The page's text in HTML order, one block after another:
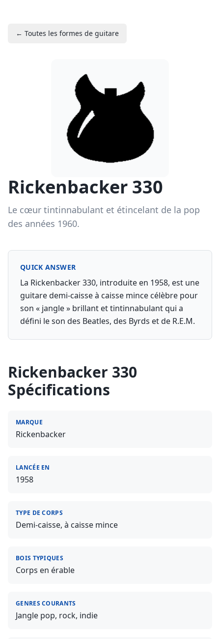
← Toutes les formes de guitare
Rickenbacker 330
Le cœur tintinnabulant et étincelant de la pop
des années 1960.
QUICK ANSWER
La Rickenbacker 330, introduite en 1958, est une
guitare demi-caisse à caisse mince célèbre pour
son « jangle » brillant et tintinnabulant qui a
défini le son des Beatles, des Byrds et de R.E.M.
Rickenbacker 330
Spécifications
MARQUE
Rickenbacker
LANCÉE EN
1958
TYPE DE CORPS
Demi-caisse, à caisse mince
BOIS TYPIQUES
Corps en érable
GENRES COURANTS
Jangle pop, rock, indie